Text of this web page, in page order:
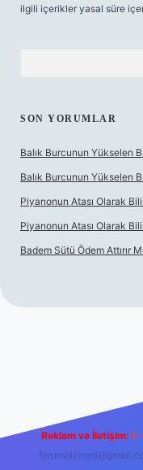
ilgili içerikler yasal süre
SON YORUMLAR
Balık Burcunun Yükselen
Balık Burcunun Yükselen
Piyanonun Atası Olarak
Piyanonun Atası Olarak
Badem Sütü Ödem Attırır Mı
Reklam ve İletişim: